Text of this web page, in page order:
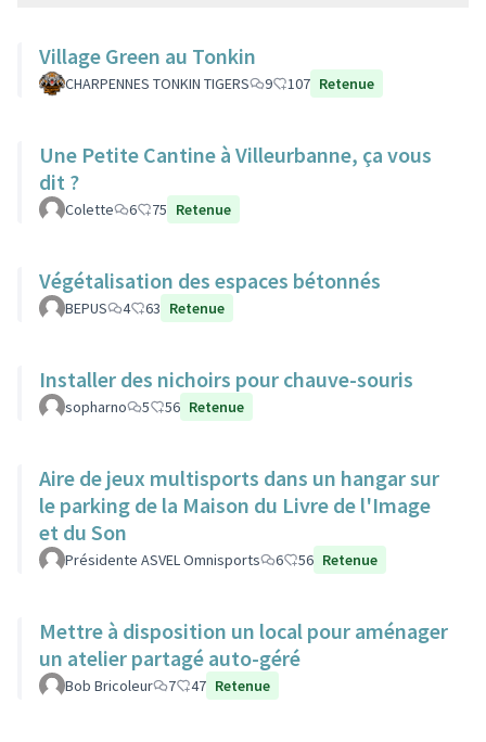
Village Green au Tonkin
CHARPENNES TONKIN TIGERS 9 107 Retenue
Une Petite Cantine à Villeurbanne, ça vous
dit ?
Colette 6 75 Retenue
Végétalisation des espaces bétonnés
BEPUS 4 63 Retenue
Installer des nichoirs pour chauve-souris
sopharno 5 56 Retenue
Aire de jeux multisports dans un hangar sur
le parking de la Maison du Livre de l'Image
et du Son
Présidente ASVEL Omnisports 6 56 Retenue
Mettre à disposition un local pour aménager
un atelier partagé auto-géré
Bob Bricoleur 7 47 Retenue